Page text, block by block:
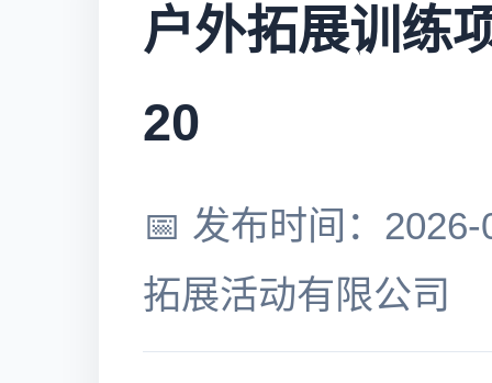
户外拓展训练
20
📅 发布时间：
拓展活动有限公司